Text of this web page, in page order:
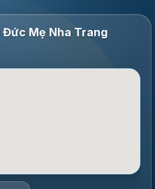
Đức Mẹ Nha Trang